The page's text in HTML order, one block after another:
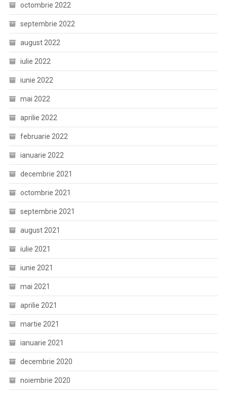
octombrie 2022
septembrie 2022
august 2022
iulie 2022
iunie 2022
mai 2022
aprilie 2022
februarie 2022
ianuarie 2022
decembrie 2021
octombrie 2021
septembrie 2021
august 2021
iulie 2021
iunie 2021
mai 2021
aprilie 2021
martie 2021
ianuarie 2021
decembrie 2020
noiembrie 2020